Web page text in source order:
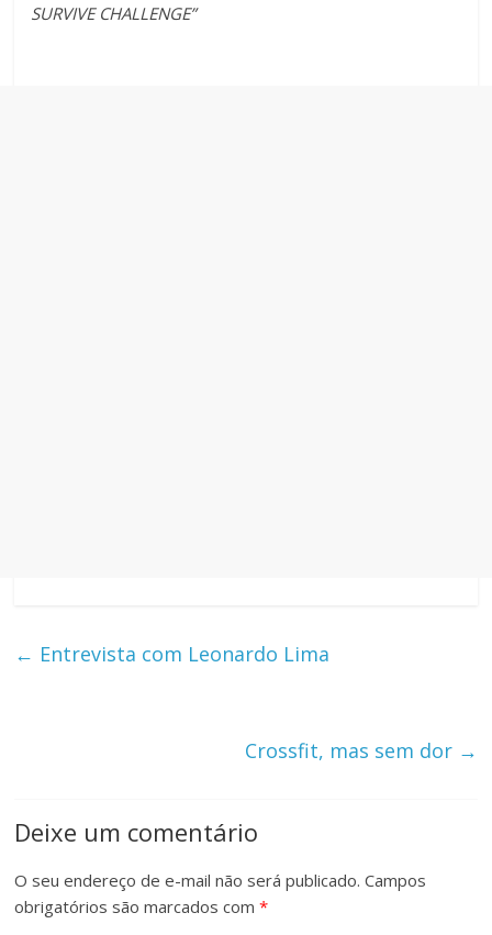
SURVIVE CHALLENGE”
← Entrevista com Leonardo Lima
Crossfit, mas sem dor →
Deixe um comentário
O seu endereço de e-mail não será publicado. Campos
obrigatórios são marcados com*